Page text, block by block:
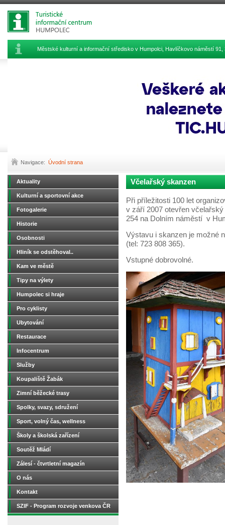
Městské kulturní a informační středisko v Humpolci, Havlíčkovo náměstí
Navigace: Úvodní strana
Aktuality
Kulturní a sportovní akce
Fotogalerie
Historie
Osobnosti
Hliník se odstěhoval..
Kam ve městě
Tipy na výlety
Humpolec si hraje
Pro cyklisty
Ubytování
Restaurace
Infocentrum
Služby
Koupaliště Žabák
Zimní běžecké trasy
Spolky, svazy, sdružení
Sport, volný čas, wellness
Školy a školská zařízení
Soutěž Mládí
Zálesí - čtvrtletní magazín
O nás
Kontakt
SZIF - Program rozvoje venkova ČR
Včelařský skanzen
Při příležitosti 100 let
v září 2007 otevřen
254 na Dolním náměstí v
Výstavu i skanzen je možné
(tel: 723 808 365).
Vstupné dobrovolné.